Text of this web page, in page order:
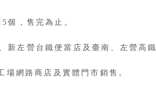
個，售完為止。
左營台鐵便當店及臺南、左營高鐵
網路商店及實體門市銷售。